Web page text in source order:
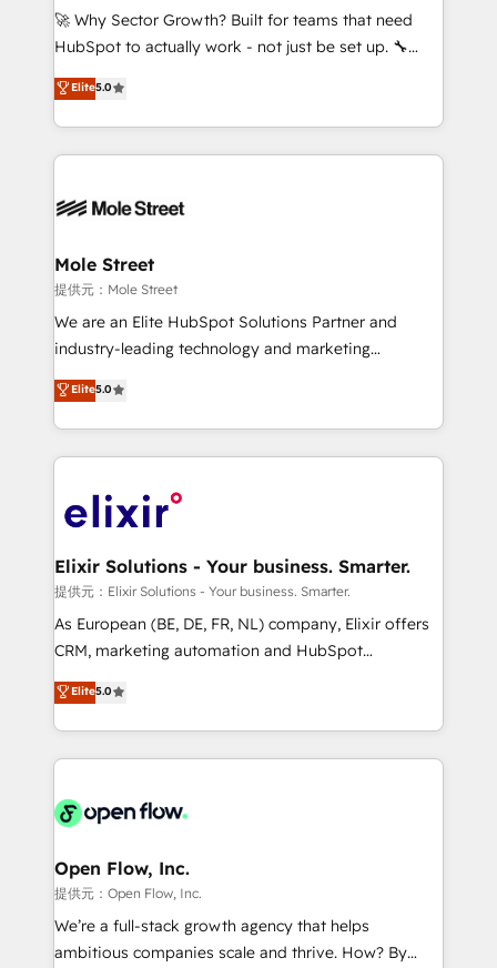
with good people' and have worked with incredible
brands. You can see some of them on our website,
🚀 Why Sector Growth? Built for teams that need
HubSpot to actually work - not just be set up. 🔧
HubSpot Experts: Onboarding, migrations,
automation, and training built for adoption. ⚡ Highly
Technical Execution: ERP, EMR and Custom
Integrations; complex builds delivered in weeks, not
workflows; automation agents; process optimization
Healthcare: HIPAA implementations; secure data
workflows 💼 Financial Services: compliant
workflows; audit-ready reporting ⚖️ Legal: client
intake; pipeline and document workflows 🛒 E-
revenue automation 🏢 Real Estate: deal pipelines;
portfolio and lifecycle management 🏭
HIPAA-aware; CASL-compliant; GDPR-ready
implementations where required 💡 Why 500+
built to scale.
Elite5.0
Mole Street
提供元：Mole Street
We are an Elite HubSpot Solutions Partner and
industry-leading technology and marketing
consultancy. Our focus is on enterprise and mid-
market B2B companies globally that want a strategic
approach to execute their goals through creative
applications of our solutions; Technical HubSpot
Design, Migrations + Integrations. Mole Street’s
greatness, which is achieved through creating
absolute clarity, derived from a well-defined
strategy, executed well, and reported on with clear
results. The culture is driven by core values; Joy, Grit,
Mindedness, and Clarity. We are driven to win for the
collective good of the company and its clientele, and
things are happening.
Elite5.0
Elixir Solutions - Your business. Smarter.
提供元：Elixir Solutions - Your business. Smarter.
As European (BE, DE, FR, NL) company, Elixir offers
CRM, marketing automation and HubSpot
integration products and services to mid-market
and enterprise customers. We ensure that your sales,
service and marketing department operates in the
most effective way, while at the same time
integrated buyers journey. Elixir is located in
and Amsterdam. Elixir is a first mover and leader
when it comes to HubSpot sales and service
implementations, highly renowned for our business
acumen, process (re-)design experience and a
Elite5.0
Open Flow, Inc.
提供元：Open Flow, Inc.
We’re a full-stack growth agency that helps
ambitious companies scale and thrive. How? By